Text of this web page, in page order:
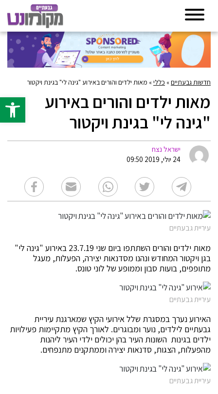
פתח
חדשות גבעתיים» כללי» מאות ילדים והורים באירוע "גינה לי" בגינת ויקטור
מאות ילדים והורים באירוע
"גינה לי" בגינת ויקטור
ישראל נצח
24 יולי, 2019 09:50
עיריית גבעתיים
מאות ילדים והורים השתתפו ביום שני 23.7.19 באירוע "גינה לי"
בגן ויקטור המחודש ונהנו מסדנאות יצירה, הפעלות, מעגל
מתופפים, בועות סבון וממופע של לוני טונס.
עיריית גבעתיים
האירוע נערך במסגרת שלל אירועי הקיץ שמארגנת עיריית
גבעתיים לילדים, נוער ומבוגרים. לאורך הקיץ מתקיימות פעילויות
ילדים בגינות השונות העיר בהן יכולים ילדי העיר ליהנות
מהפעלות, הצגות, סדנאות יצירה וממתקנים מתנפחים.
עיריית גבעתיים